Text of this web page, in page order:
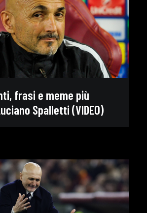
frasi e meme più
Spalletti (VIDEO)